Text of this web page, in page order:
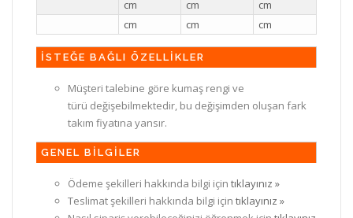
cm cm
cm
cm
cm cm
İSTEĞE BAĞLI ÖZELLİKLER
Müşteri talebine göre kumaş rengi ve
türü değişebilmektedir, bu değişimden oluşan fark
takım fiyatına yansır.
GENEL BİLGİLER
Ödeme şekilleri hakkında bilgi için tıklayınız »
Teslimat şekilleri hakkında bilgi için tıklayınız »